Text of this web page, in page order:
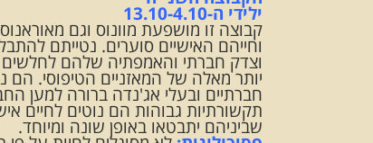
ילידי ה-13.10-4.10
קבוצה זו מושפעת מוונוס וגם
וחייהם האישיים סוערים. נטייתם
וצדק חברתי והאמפתיה שלהם לחלשים
יותר מאלה של המאזניים הטיפוסי. הם
חברתיים ובעלי אג'נדה ברורה למען
תקשורתיות גבוהות הם נוטים לחיים
שביניהם יתבטאו באופן שונה ומיוחד.